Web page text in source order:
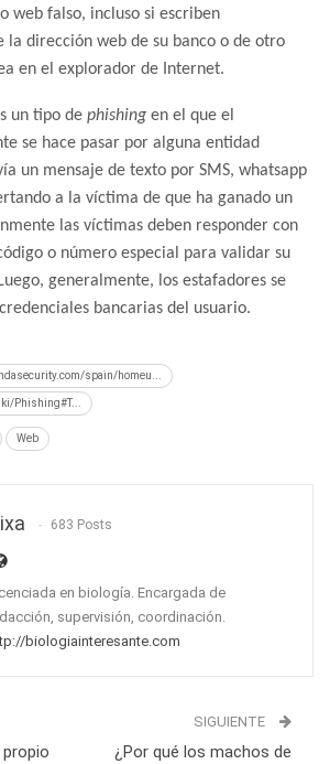
web falso, incluso si escriben
la dirección web de su banco o de otro
en el explorador de Internet.
un tipo de phishing en el que el
se hace pasar por alguna entidad
un mensaje de texto por SMS, whatsapp
a la víctima de que ha ganado un
las víctimas deben responder con
o número especial para validar su
generalmente, los estafadores se
bancarias del usuario.
spain/homeu...
Phishing#T...
Web
683 Posts
en biología. Encargada de
supervisión, coordinación.
biologiainteresante.com
SIGUIENTE
¿Por qué los machos de